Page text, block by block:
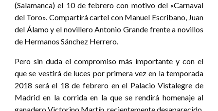
(Salamanca) el 10 de febrero con motivo del «Carnaval
del Toro». Compartirá cartel con Manuel Escribano, Juan
del Álamo y el novillero Antonio Grande frente a novillos
de Hermanos Sánchez Herrero.
Pero sin duda el compromiso más importante y con el
que se vestirá de luces por primera vez en la temporada
2018 será el 18 de febrero en el Palacio Vistalegre de
Madrid en la corrida en la que se rendirá homenaje al